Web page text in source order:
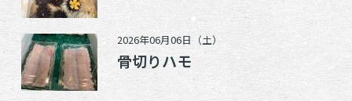
2026年06月06日（土）
骨切りハモ